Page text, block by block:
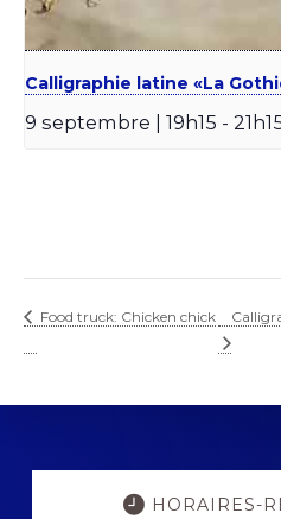
Calligraphie latine «La
9 septembre | 19h15 -
Food truck: Chicken chick
Explore
HORAIRES-